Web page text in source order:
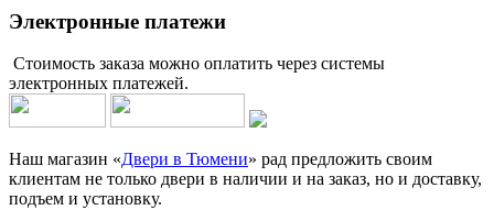
Электронные платежи
Стоимость заказа можно оплатить через системы
электронных платежей.
Наш магазин «Двери в Тюмени» рад предложить своим
клиентам не только двери в наличии и на заказ, но и доставку,
подъем и установку.